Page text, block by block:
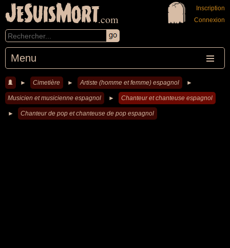
JeSuisMort.com
Menu
Inscription
Connexion
► Cimetière ► Artiste (homme et femme) espagnol ►
Musicien et musicienne espagnol ► Chanteur et chanteuse espagnol
► Chanteur de pop et chanteuse de pop espagnol